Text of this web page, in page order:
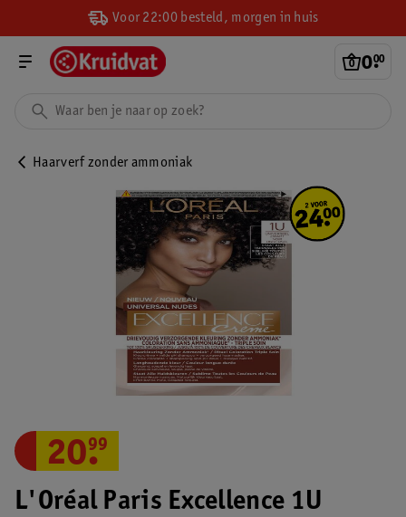
Voor 22:00 besteld, morgen in huis
0.
00
Haarverf zonder ammoniak
L'Oréal Paris Excellence 1U
20.
99